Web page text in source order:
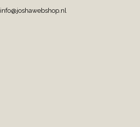
info@joshawebshop.nl